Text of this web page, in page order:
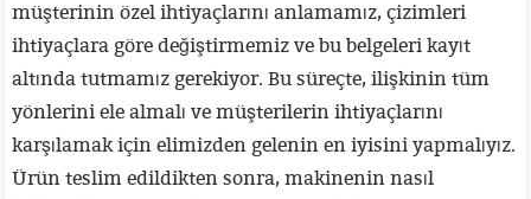
müşterinin özel ihtiyaçlarını anlamamız, çizimleri
ihtiyaçlara göre değiştirmemiz ve bu belgeleri kayıt
altında tutmamız gerekiyor. Bu süreçte, ilişkinin tüm
yönlerini ele almalı ve müşterilerin ihtiyaçlarını
karşılamak için elimizden gelenin en iyisini yapmalıyız.
Ürün teslim edildikten sonra, makinenin nasıl